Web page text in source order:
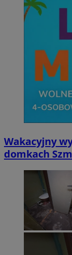
Wakacyjny
domkach